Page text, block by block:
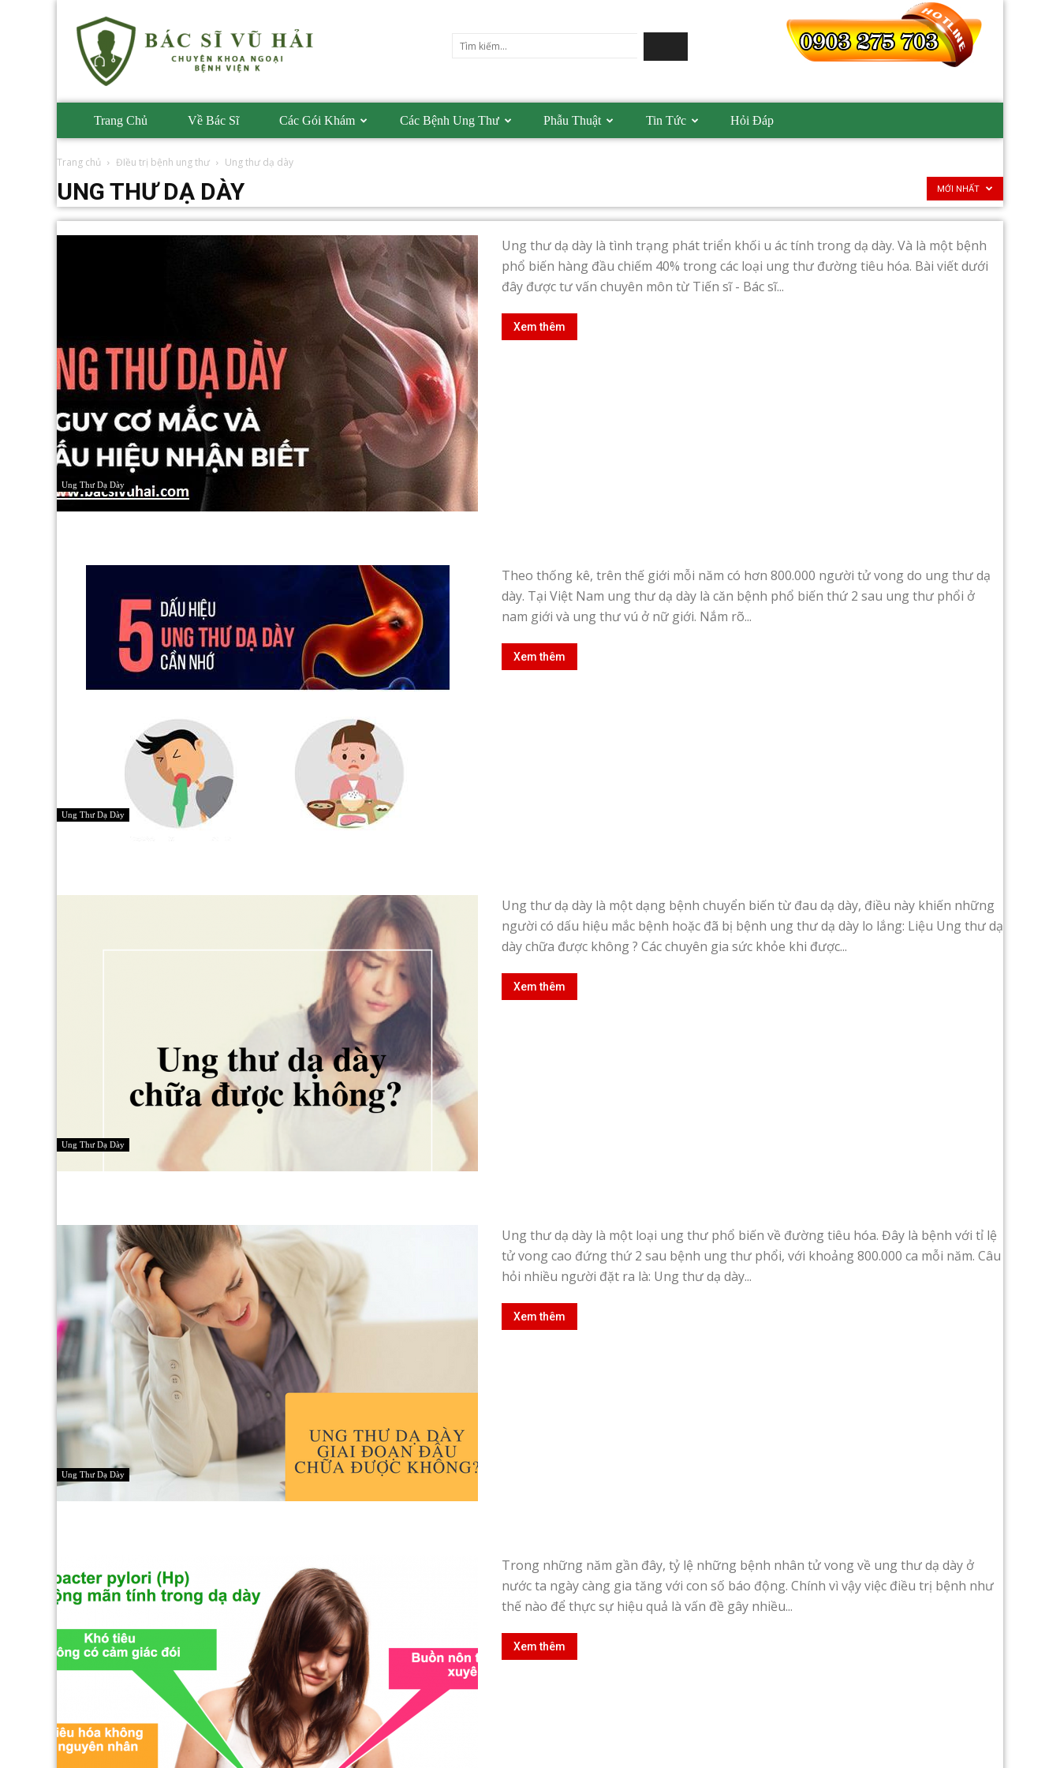
Khám
BS
Vũ
Hải
Trang Chủ Về Bác Sĩ Các Gói Khám Các Bệnh Ung Thư Phẫu Thuật Tin Tức Hỏi Đáp
Trang chủ ĐIều trị bệnh ung thư Ung thư dạ dày
UNG THƯ DẠ DÀY MỚI NHẤT
Ung Thư Dạ Dày
Ung thư dạ dày là tình trạng phát triển khối u ác tính trong dạ dày. Và là một bệnh
phổ biến hàng đầu chiếm 40% trong các loại ung thư đường tiêu hóa. Bài viết dưới
đây được tư vấn chuyên môn từ Tiến sĩ - Bác sĩ...
Xem thêm
Ung Thư Dạ Dày
Theo thống kê, trên thế giới mỗi năm có hơn 800.000 người tử vong do ung thư dạ
dày. Tại Việt Nam ung thư dạ dày là căn bệnh phổ biến thứ 2 sau ung thư phổi ở
nam giới và ung thư vú ở nữ giới. Nắm rõ...
Xem thêm
Ung Thư Dạ Dày
Ung thư dạ dày là một dạng bệnh chuyển biến từ đau dạ dày, điều này khiến những
người có dấu hiệu mắc bệnh hoặc đã bị bệnh ung thư dạ dày lo lắng: Liệu Ung thư dạ
dày chữa được không ? Các chuyên gia sức khỏe khi được...
Xem thêm
Ung Thư Dạ Dày
Ung thư dạ dày là một loại ung thư phổ biến về đường tiêu hóa. Đây là bệnh với tỉ lệ
tử vong cao đứng thứ 2 sau bệnh ung thư phổi, với khoảng 800.000 ca mỗi năm. Câu
hỏi nhiều người đặt ra là: Ung thư dạ dày...
Xem thêm
Trong những năm gần đây, tỷ lệ những bệnh nhân tử vong về ung thư dạ dày ở
nước ta ngày càng gia tăng với con số báo động. Chính vì vậy việc điều trị bệnh như
thế nào để thực sự hiệu quả là vấn đề gây nhiều...
Xem thêm